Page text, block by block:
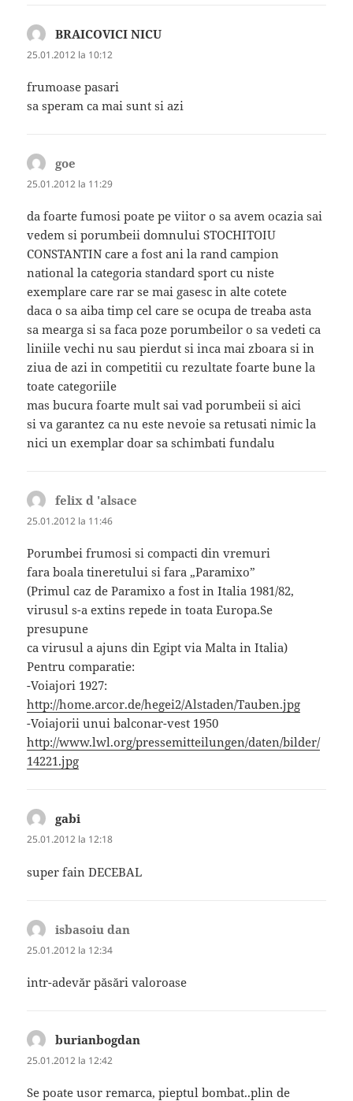
BRAICOVICI NICU
25.01.2012 la 10:12
frumoase pasari
sa speram ca mai sunt si azi
goe
25.01.2012 la 11:29
da foarte fumosi poate pe viitor o sa avem ocazia sai
vedem si porumbeii domnului STOCHITOIU
CONSTANTIN care a fost ani la rand campion
national la categoria standard sport cu niste
exemplare care rar se mai gasesc in alte cotete
daca o sa aiba timp cel care se ocupa de treaba asta
sa mearga si sa faca poze porumbeilor o sa vedeti ca
liniile vechi nu sau pierdut si inca mai zboara si in
ziua de azi in competitii cu rezultate foarte bune la
toate categoriile
mas bucura foarte mult sai vad porumbeii si aici
si va garantez ca nu este nevoie sa retusati nimic la
nici un exemplar doar sa schimbati fundalu
felix d 'alsace
25.01.2012 la 11:46
Porumbei frumosi si compacti din vremuri
fara boala tineretului si fara „Paramixo”
(Primul caz de Paramixo a fost in Italia 1981/82,
virusul s-a extins repede in toata Europa.Se
presupune
ca virusul a ajuns din Egipt via Malta in Italia)
Pentru comparatie:
-Voiajori 1927:
http://home.arcor.de/hegei2/Alstaden/Tauben.jpg
-Voiajorii unui balconar-vest 1950
http://www.lwl.org/pressemitteilungen/daten/bilder/
14221.jpg
gabi
25.01.2012 la 12:18
super fain DECEBAL
isbasoiu dan
25.01.2012 la 12:34
intr-adevăr păsări valoroase
burianbogdan
25.01.2012 la 12:42
Se poate usor remarca, pieptul bombat..plin de